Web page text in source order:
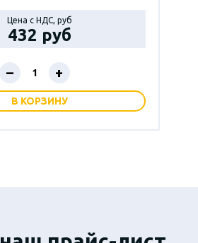
Цена с НДС, руб
432 руб
– +
В КОРЗИНУ